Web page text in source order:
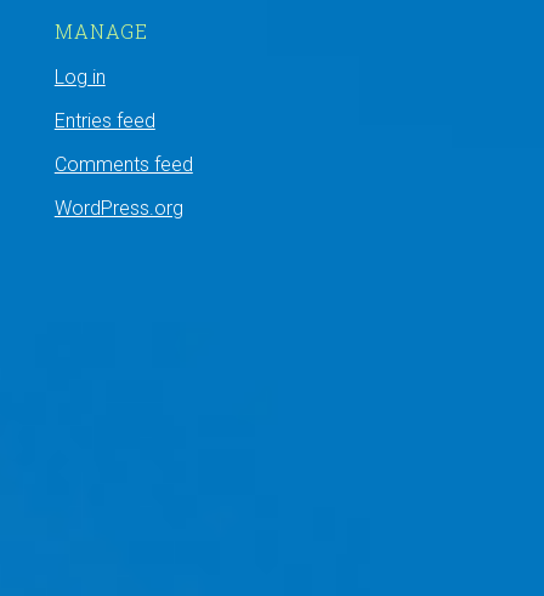
MANAGE
Log in
Entries feed
Comments feed
WordPress.org